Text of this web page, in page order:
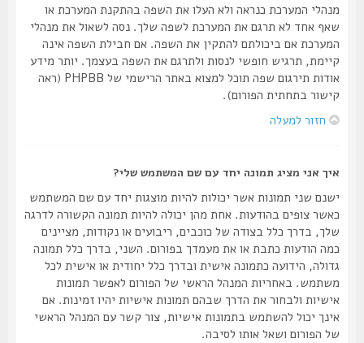
מנהלי המערכת כנראה ולא העלו את השפה בהתקנת המערכת או
שאף אחד לא תרגם את המערכת לשפה שלך. נסה לשאול את מנהלי
המערכת אם ביכולתם להתקין את השפה. אם חבילת השפה אינה
קיימת, תרגיש חופשי לנסות ולתרגם את השפה בעצמך. יותר מידע
אודות תירגום שפה תוכל למצוא באתר הרישמי של PHPBB (ראה
קישור בתחתית הפורום).
חזור למעלה
איך אני מציג תמונה יחד עם שם המשתמש שלי?
ישנם שני תמונות אשר יכולות להיות מוצגות יחד עם שם המשתמש
כאשר צופים בהודעות. אחת מהן יכולה להיות תמונה הקשורה לדרגה
שלך, בדרך כלל בצודה של כוכבים, ריבועים או נקודות, מציינים
כמה הודעות כתבת או את מעמדך בפורום. השני, בדרך כלל תמונה
גדולה, הידועה כתמונה אישית ובדרך כלל יחודית או אישית לכל
משתמש. באחריות המנהל הראשי של הפורום לאפשר תמונות
אישיות ולבחור את הדרך שבהם תמונות אישיות יהיו זמינות. אם
אינך יכול להשתמש בתמונות אישיות, צור קשר עם המנהל הראשי
של הפורום ושאל אותו לסיבה.